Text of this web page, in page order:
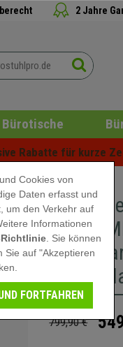
2 Jahre
Bürotische
Rabatte für kurze
Im 5er-
MIT
799,90 €
Cookies von
Daten erfasst und
um den Verkehr auf
Informationen
. Sie können
Sie auf "Akzeptieren
FORTFAHREN